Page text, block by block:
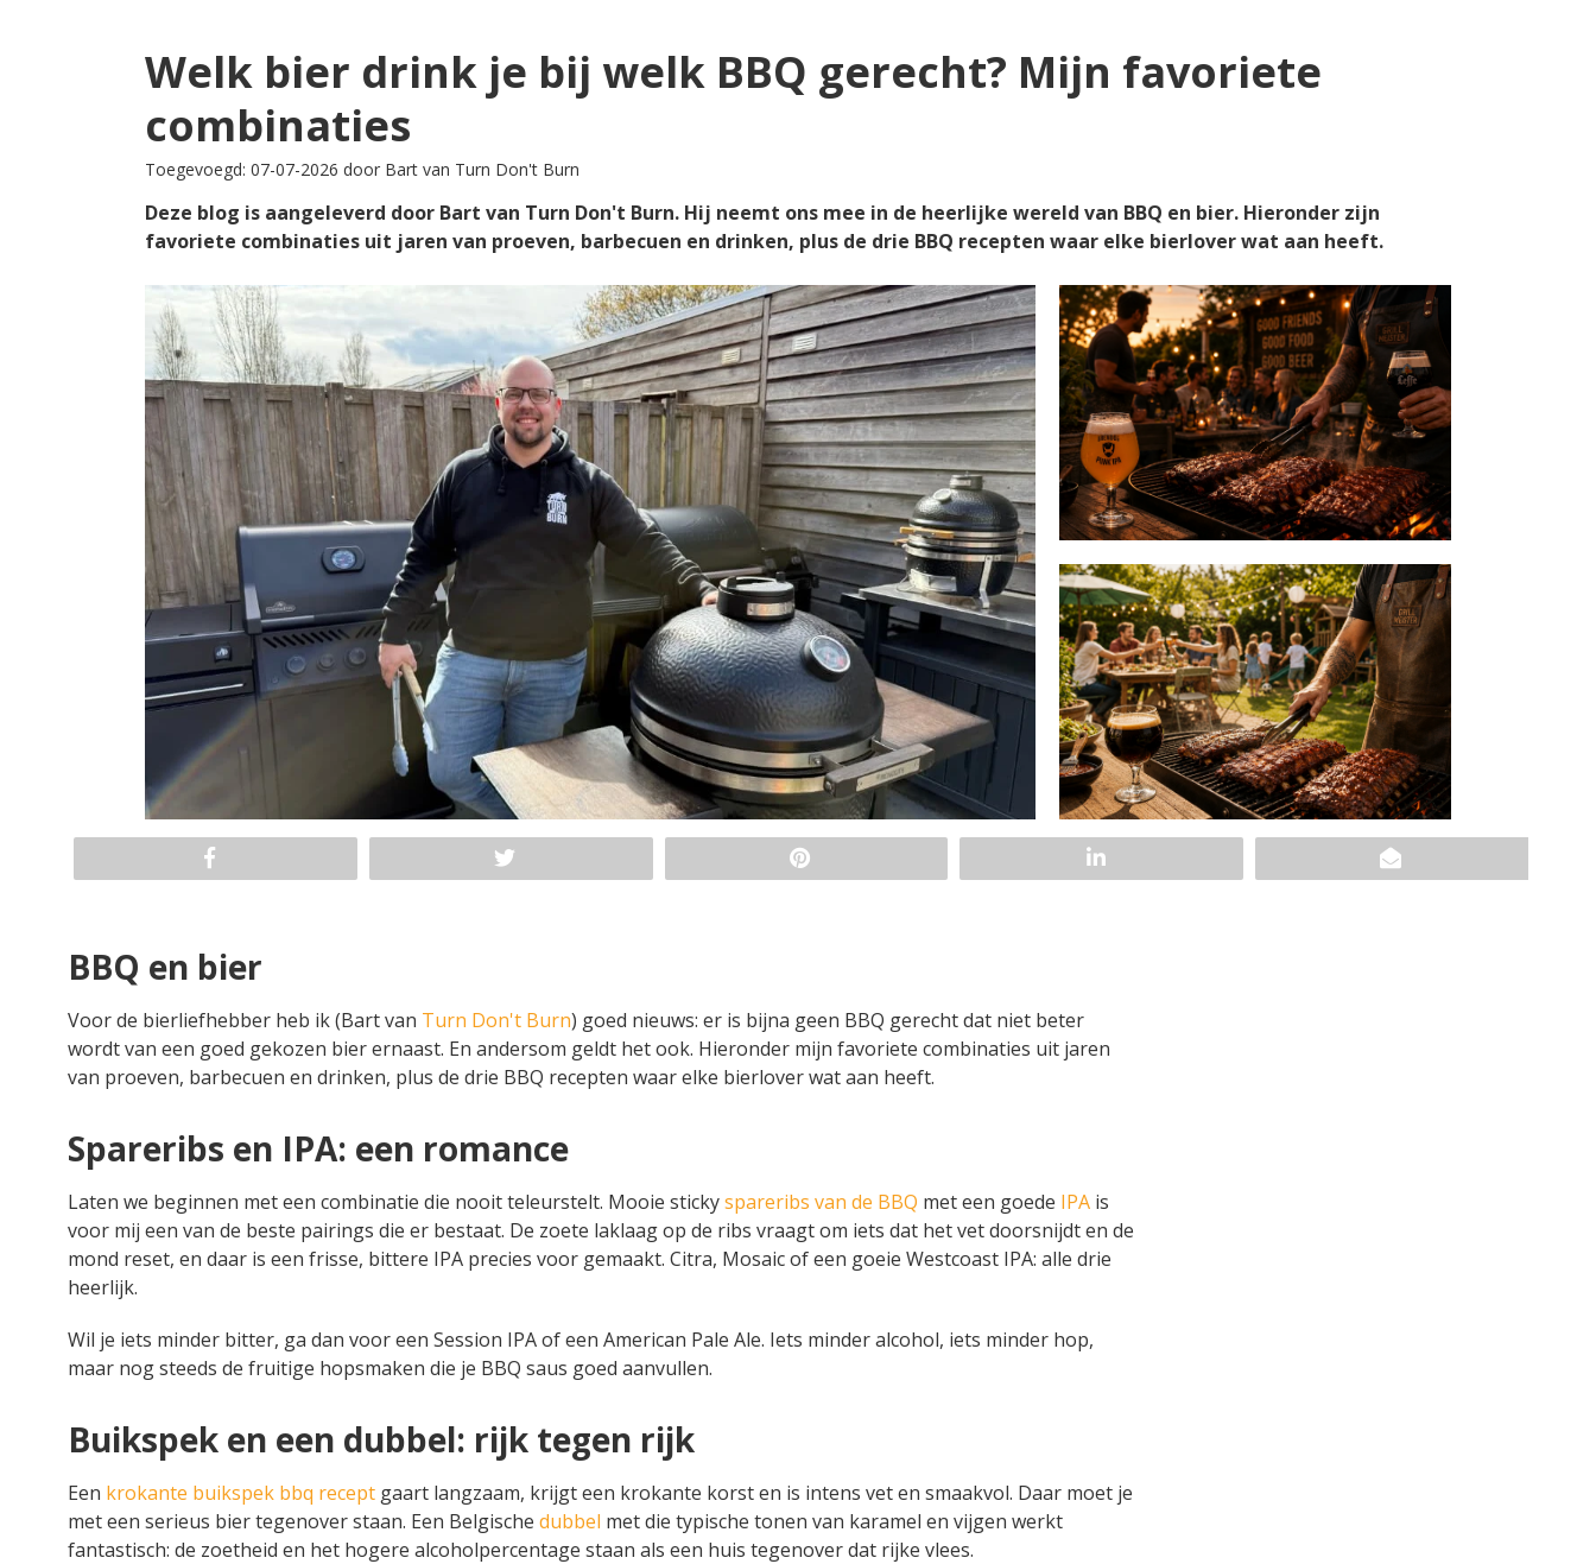
Welk bier drink je bij welk BBQ gerecht? Mijn favoriete
combinaties
Toegevoegd: 07-07-2026 door Bart van Turn Don't Burn
Deze blog is aangeleverd door Bart van Turn Don't Burn. Hij neemt ons mee in de heerlijke wereld van BBQ en bier. Hieronder zijn
favoriete combinaties uit jaren van proeven, barbecuen en drinken, plus de drie BBQ recepten waar elke bierlover wat aan heeft.
BBQ en bier
Voor de bierliefhebber heb ik (Bart van Turn Don't Burn) goed nieuws: er is bijna geen BBQ gerecht dat niet beter
wordt van een goed gekozen bier ernaast. En andersom geldt het ook. Hieronder mijn favoriete combinaties uit jaren
van proeven, barbecuen en drinken, plus de drie BBQ recepten waar elke bierlover wat aan heeft.
Spareribs en IPA: een romance
Laten we beginnen met een combinatie die nooit teleurstelt. Mooie stickyspareribs van de BBQ met een goede IPA is
voor mij een van de beste pairings die er bestaat. De zoete laklaag op de ribs vraagt om iets dat het vet doorsnijdt en de
mond reset, en daar is een frisse, bittere IPA precies voor gemaakt. Citra, Mosaic of een goeie Westcoast IPA: alle drie
heerlijk.
Wil je iets minder bitter, ga dan voor een Session IPA of een American Pale Ale. Iets minder alcohol, iets minder hop,
maar nog steeds de fruitige hopsmaken die je BBQ saus goed aanvullen.
Buikspek en een dubbel: rijk tegen rijk
Een krokante buikspek bbq recept gaart langzaam, krijgt een krokante korst en is intens vet en smaakvol. Daar moet je
met een serieus bier tegenover staan. Een Belgische dubbel met die typische tonen van karamel en vijgen werkt
fantastisch: de zoetheid en het hogere alcoholpercentage staan als een huis tegenover dat rijke vlees.